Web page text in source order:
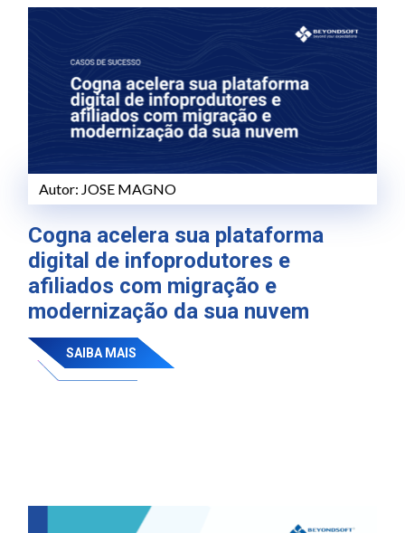
Autor: JOSE MAGNO
Cogna acelera sua plataforma
digital de infoprodutores e
afiliados com migração e
modernização da sua nuvem
SAIBA MAIS